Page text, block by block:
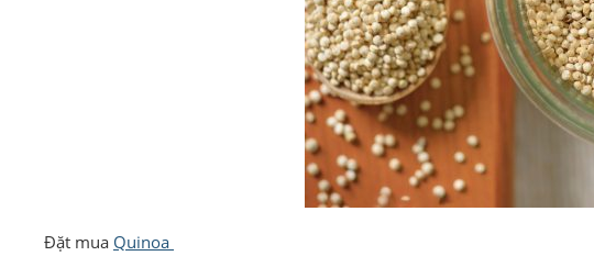
Đặt mua Quinoa